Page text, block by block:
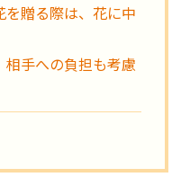
贈る際は、花に中
手への負担も考慮